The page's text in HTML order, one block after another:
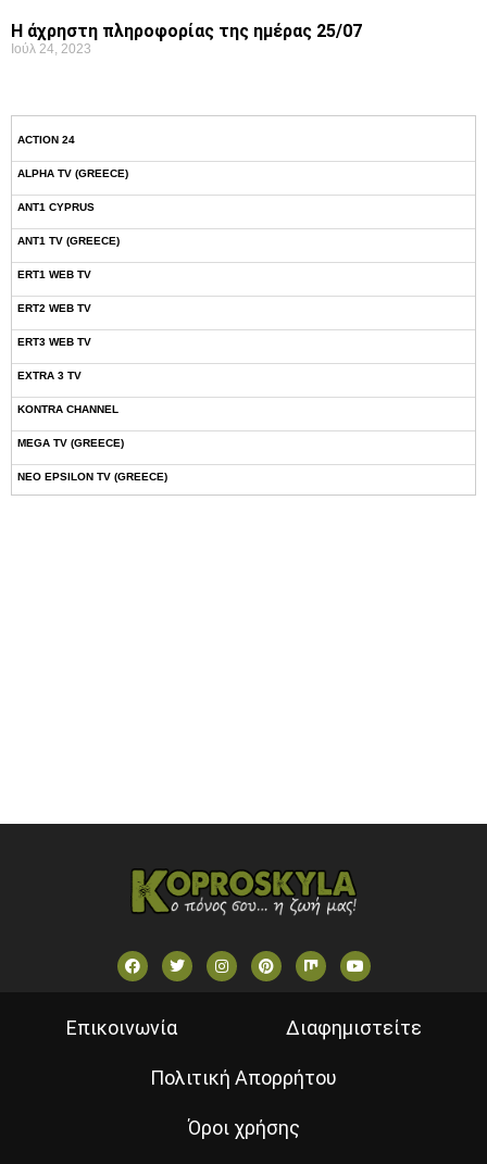
Η άχρηστη πληροφορίας της ημέρας 25/07
Ιούλ 24, 2023
ACTION 24
ALPHA TV (GREECE)
ANT1 CYPRUS
ANT1 TV (GREECE)
ERT1 WEB TV
ERT2 WEB TV
ERT3 WEB TV
EXTRA 3 TV
KONTRA CHANNEL
MEGA TV (GREECE)
NEO EPSILON TV (GREECE)
Επικοινωνία Διαφημιστείτε
Πολιτική Απορρήτου
Όροι χρήσης